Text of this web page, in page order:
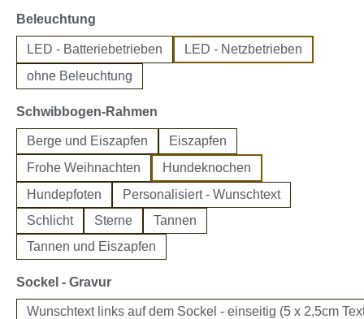
Beleuchtung
LED - Batteriebetrieben
LED - Netzbetrieben
ohne Beleuchtung
Schwibbogen-Rahmen
Berge und Eiszapfen
Eiszapfen
Frohe Weihnachten
Hundeknochen
Hundepfoten
Personalisiert - Wunschtext
Schlicht
Sterne
Tannen
Tannen und Eiszapfen
Sockel - Gravurauswählen
Wunschtext links auf dem Sockel - einseitig (5 x 2,5cm